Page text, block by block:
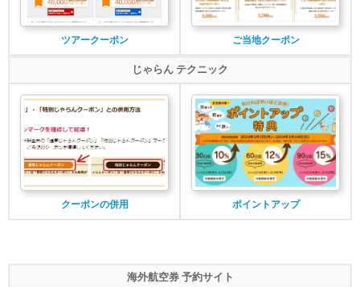
ツアークーポン ご当地クーポン
じゃらん テクニック
クーポンの併用 ポイントアップ
海外航空券 予約サイト